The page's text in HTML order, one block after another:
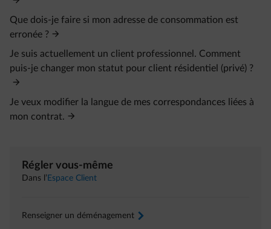
Que dois-je faire si mon adresse de consommation est
erronée ?
Je suis actuellement un client professionnel. Comment
puis-je changer mon statut pour client résidentiel (privé) ?
Je veux modifier la langue de mes correspondances liées à
mon contrat.
Régler vous-même
Dans l’ Espace Client
Renseigner un déménagement arrow-right